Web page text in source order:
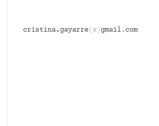
cristina.gayarre(æ)gmail.com